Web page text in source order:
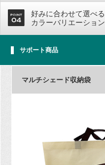
好みに合わせて選べる
カラーバリエーション
サポート商品
マルチシェード収納袋